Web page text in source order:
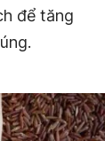
để tăng